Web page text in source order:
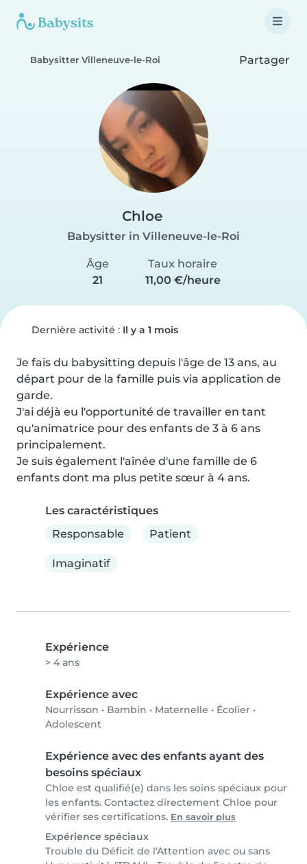
Babysitter Villeneuve-le-Roi Partager
Chloe
Babysitter in Villeneuve-le-Roi
Âge
21
Taux horaire
11,00 €/heure
Dernière activité : Il y a 1 mois
Je fais du babysitting depuis l'âge de 13 ans, au
départ pour de la famille puis via application de
garde.
J'ai déjà eu l'opportunité de travailler en tant
qu'animatrice pour des enfants de 3 à 6 ans
principalement.
Je suis également l'aînée d'une famille de 6
enfants dont ma plus petite sœur à 4 ans.
Les caractéristiques
Responsable
Patient
Imaginatif
Expérience
> 4 ans
Expérience avec
Nourrisson • Bambin • Maternelle • Écolier •
Adolescent
Expérience avec des enfants ayant des
besoins spéciaux
Chloe est qualifié(e) dans les soins spéciaux pour
les enfants. Contactez directement Chloe pour
vérifier ses certifications. En savoir plus
Expérience spéciaux
Trouble du Déficit de l'Attention avec ou sans